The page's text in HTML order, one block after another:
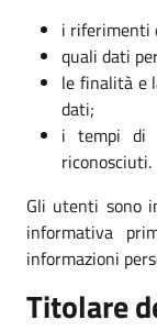
i riferimenti
quali dati
le finalità e
dati;
i tempi di
riconosciuti.
Gli utenti sono
informativa
informazioni
Titolare